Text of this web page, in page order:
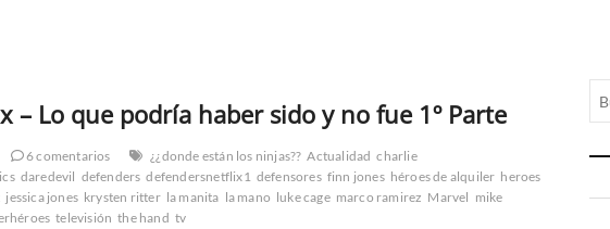
– Lo que podría haber sido y no fue 1º Parte
6 comentarios ¿¿donde están los ninjas?? Actualidad charlie
daredevil defenders defendersnetflix1 defensores finn jones héroes de alquiler heroes
jessica jones krysten ritter la manita la mano luke cage marco ramirez Marvel mike
televisión the hand tv